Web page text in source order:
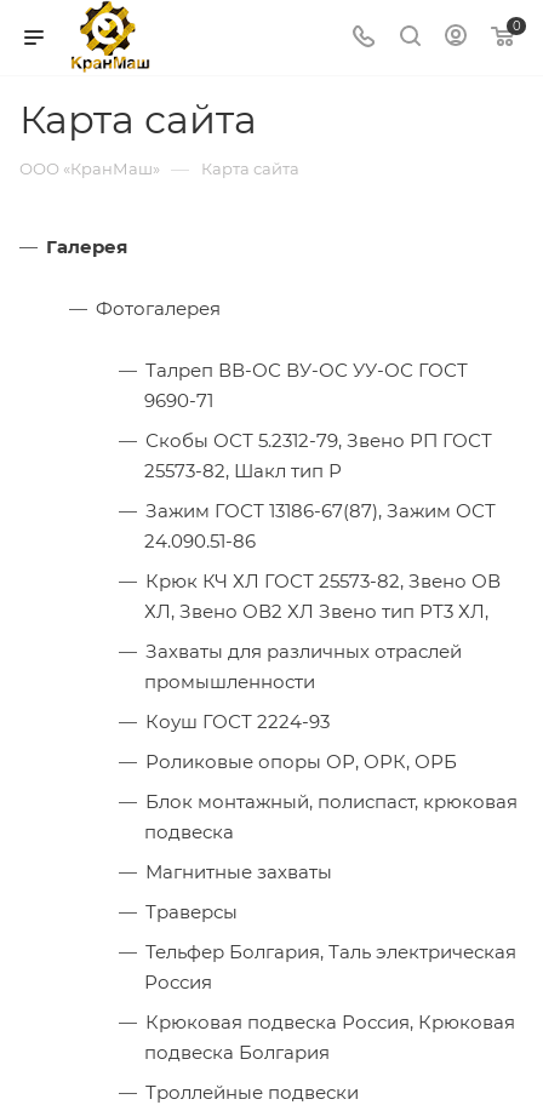
0
Карта сайта
ООО «КранМаш» — Карта сайта
Галерея
Фотогалерея
Талреп ВВ-ОС ВУ-ОС УУ-ОС ГОСТ
9690-71
Скобы ОСТ 5.2312-79, Звено РП ГОСТ
25573-82, Шакл тип Р
Зажим ГОСТ 13186-67(87), Зажим ОСТ
24.090.51-86
Крюк КЧ ХЛ ГОСТ 25573-82, Звено ОВ
ХЛ, Звено ОВ2 ХЛ Звено тип РТ3 ХЛ,
Захваты для различных отраслей
промышленности
Коуш ГОСТ 2224-93
Роликовые опоры ОР, ОРК, ОРБ
Блок монтажный, полиспаст, крюковая
подвеска
Магнитные захваты
Траверсы
Тельфер Болгария, Таль электрическая
Россия
Крюковая подвеска Россия, Крюковая
подвеска Болгария
Троллейные подвески